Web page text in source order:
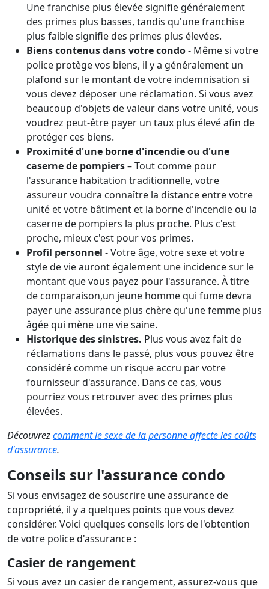
Une franchise plus élevée signifie généralement
des primes plus basses, tandis qu'une franchise
plus faible signifie des primes plus élevées.
Biens contenus dans votre condo- Même si votre
police protège vos biens, il y a généralement un
plafond sur le montant de votre indemnisation si
vous devez déposer une réclamation. Si vous avez
beaucoup d'objets de valeur dans votre unité, vous
voudrez peut-être payer un taux plus élevé afin de
protéger ces biens.
Proximité d'une borne d'incendie ou d'une
caserne de pompiers– Tout comme pour
l'assurance habitation traditionnelle, votre
assureur voudra connaître la distance entre votre
unité et votre bâtiment et la borne d'incendie ou la
caserne de pompiers la plus proche. Plus c'est
proche, mieux c'est pour vos primes.
Profil personnel - Votre âge, votre sexe et votre
style de vie auront également une incidence sur le
montant que vous payez pour l'assurance. À titre
de comparaison,un jeune homme qui fume devra
payer une assurance plus chère qu'une femme plus
âgée qui mène une vie saine.
Historique des sinistres. Plus vous avez fait de
réclamations dans le passé, plus vous pouvez être
considéré comme un risque accru par votre
fournisseur d'assurance. Dans ce cas, vous
pourriez vous retrouver avec des primes plus
élevées.
Découvrezcomment le sexe de la personne affecte les coûts
d'assurance.
Conseils sur l'assurance condo
Si vous envisagez de souscrire une assurance de
copropriété, il y a quelques points que vous devez
considérer. Voici quelques conseils lors de l'obtention
de votre police d'assurance :
Casier de rangement
Si vous avez un casier de rangement, assurez-vous que